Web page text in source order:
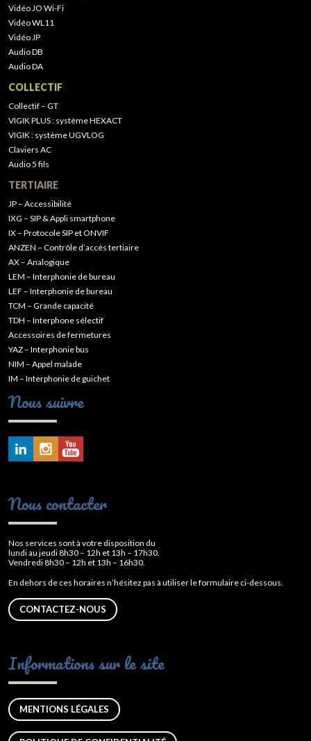
Vidéo JO Wi-Fi
Vidéo WL11
Vidéo JP
Audio DB
Audio DA
COLLECTIF
Collectif – GT
VIGIK PLUS : système HEXACT
VIGIK : système UGVLOG
Claviers AC
Audio 5 fils
TERTIAIRE
JP – Accessibilité
IXG – SIP & Appli smartphone
IX – Protocole SIP et ONVIF
ANZEN – Contrôle d’accès tertiaire
AX – Analogique
LEM – Interphonie de bureau
LEF – Interphonie de bureau
TCM – Grande capacité
TDH – Interphone sélectif
Accessoires de fermetures
YAZ – Interphonie bus
NIM – Appel malade
IM – Interphonie de guichet
Nous suivre
Nous contacter
Nos services sont à votre disposition du
lundi au jeudi 8h30 – 12h et 13h – 17h30.
Vendredi 8h30 – 12h et 13h – 16h30.
En dehors de ces horaires n’hésitez pas à utiliser le formulaire ci-dessous.
CONTACTEZ-NOUS
Informations sur le site
MENTIONS LÉGALES